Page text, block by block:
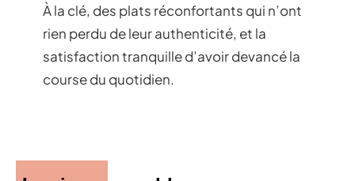
À la clé, des plats réconfortants qui n’ont
rien perdu de leur authenticité, et la
satisfaction tranquille d’avoir devancé la
course du quotidien.